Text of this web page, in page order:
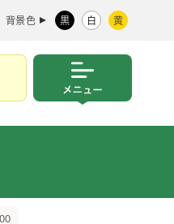
背景色 黒 白 黄